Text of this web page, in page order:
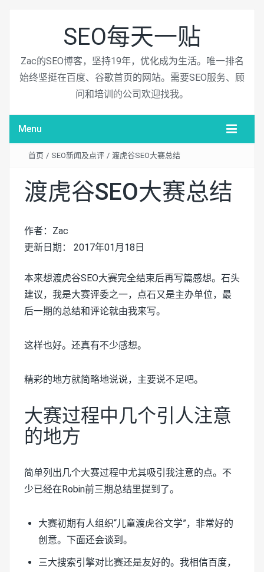
SEO每天一贴
Zac的SEO博客，坚持19年，优化成为生活。唯一排名
始终坚挺在百度、谷歌首页的网站。需要SEO服务、顾
问和培训的公司欢迎找我。
Menu
首页 / SEO新闻及点评 / 渡虎谷SEO大赛总结
渡虎谷SEO大赛总结
作者：Zac
更新日期： 2017年01月18日
本来想渡虎谷SEO大赛完全结束后再写篇感想。石头
建议，我是大赛评委之一，点石又是主办单位，最
后一期的总结和评论就由我来写。
这样也好。还真有不少感想。
精彩的地方就简略地说说，主要说不足吧。
大赛过程中几个引人注意
的地方
简单列出几个大赛过程中尤其吸引我注意的点。不
少已经在Robin前三期总结里提到了。
大赛初期有人组织“儿童渡虎谷文学”，非常好的
创意。下面还会谈到。
三大搜索引擎对比赛还是友好的。我相信百度，